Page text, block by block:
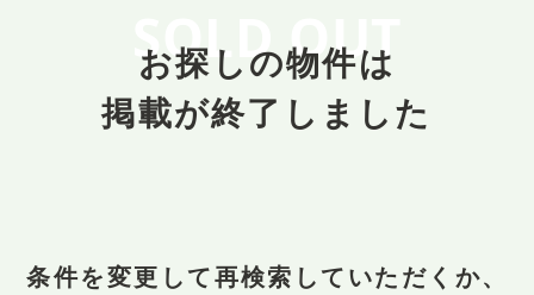
SOLD OUT
お探しの物件は
掲載が終了しました
条件を変更して再検索していただくか、